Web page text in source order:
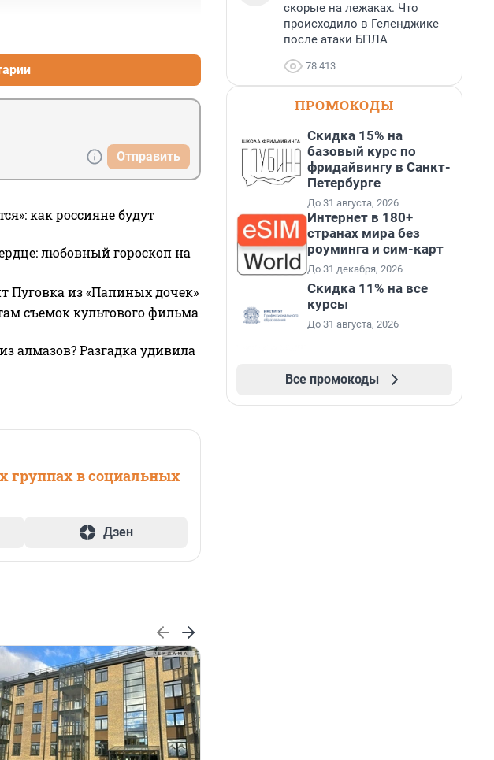
Отправить
как россияне будут
любовный гороскоп на
Пуговка из «Папиных дочек»
съемок культового фильма
алмазов? Разгадка удивила
группах в социальных
Дзен
скорые на лежаках. Что
происходило в Геленджике
после атаки БПЛА
78 413
ПРОМОКОДЫ
Скидка 15% на
базовый курс по
фридайвингу в Санкт-
Петербурге
До 31 августа, 2026
Интернет в 180+
странах мира без
роуминга и сим-карт
До 31 декабря, 2026
Скидка 11% на все
курсы
До 31 августа, 2026
Все промокоды